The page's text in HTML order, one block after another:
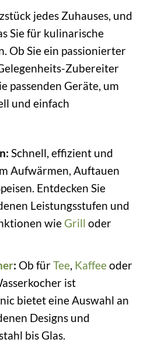
jedes Zuhauses, und
Sie für kulinarische
Ob Sie ein passionierter
Zubereiter
passenden Geräte, um
und einfach
Schnell, effizient und
Aufwärmen, Auftauen
Entdecken Sie
Leistungsstufen und
wie Grill oder
: Ob fürTee, Kaffeeoder
ist
bietet eine Auswahl an
Designs und
bis Glas.